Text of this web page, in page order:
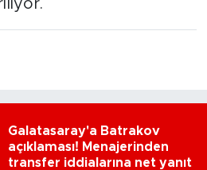
Galatasaray'a Batrakov
açıklaması! Menajerinden
transfer iddialarına net yanıt